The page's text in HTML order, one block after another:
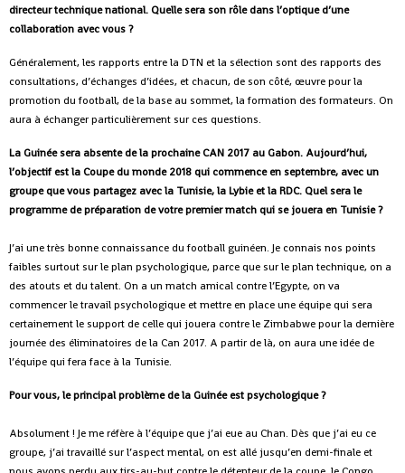
directeur technique national. Quelle sera son rôle dans l’optique d’une
collaboration avec vous ?
Généralement, les rapports entre la DTN et la sélection sont des rapports des
consultations, d’échanges d’idées, et chacun, de son côté, œuvre pour la
promotion du football, de la base au sommet, la formation des formateurs. On
aura à échanger particulièrement sur ces questions.
La Guinée sera absente de la prochaine CAN 2017 au Gabon. Aujourd’hui,
l’objectif est la Coupe du monde 2018 qui commence en septembre, avec un
groupe que vous partagez avec la Tunisie, la Lybie et la RDC. Quel sera le
programme de préparation de votre premier match qui se jouera en Tunisie ?
J’ai une très bonne connaissance du football guinéen. Je connais nos points
faibles surtout sur le plan psychologique, parce que sur le plan technique, on a
des atouts et du talent. On a un match amical contre l’Egypte, on va
commencer le travail psychologique et mettre en place une équipe qui sera
certainement le support de celle qui jouera contre le Zimbabwe pour la dernière
journée des éliminatoires de la Can 2017. A partir de là, on aura une idée de
l’équipe qui fera face à la Tunisie.
Pour vous, le principal problème de la Guinée est psychologique ?
Absolument ! Je me réfère à l’équipe que j’ai eue au Chan. Dès que j’ai eu ce
groupe, j’ai travaillé sur l’aspect mental, on est allé jusqu’en demi-finale et